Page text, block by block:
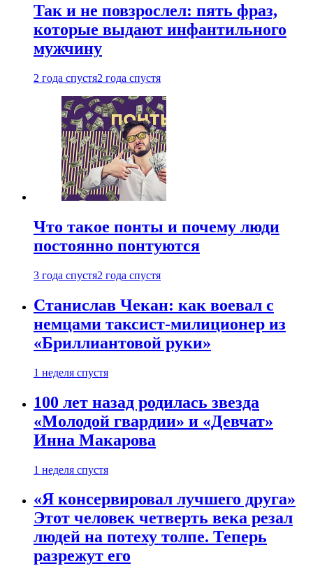
Так и не повзрослел: пять фраз,
которые выдают инфантильного
мужчину
2 года спустя2 года спустя
Что такое понты и почему люди
постоянно понтуются
3 года спустя2 года спустя
Станислав Чекан: как воевал с
немцами таксист-милиционер из
«Бриллиантовой руки»
1 неделя спустя
100 лет назад родилась звезда
«Молодой гвардии» и «Девчат»
Инна Макарова
1 неделя спустя
«Я консервировал лучшего друга»
Этот человек четверть века резал
людей на потеху толпе. Теперь
разрежут его